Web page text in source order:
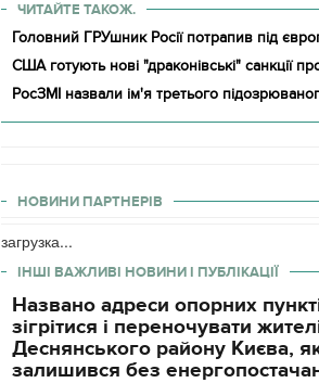
ЧИТАЙТЕ ТАКОЖ.
Головний ГРУшник Росії потрапив під
США готують нові "драконівські" санкції
РосЗМІ назвали ім'я третього
НОВИНИ ПАРТНЕРІВ
загрузка...
ІНШІ ВАЖЛИВІ НОВИНИ І ПУБЛІКАЦІЇ
Названо адреси опорних
зігрітися і переночувати
Деснянського району Києва,
залишився без